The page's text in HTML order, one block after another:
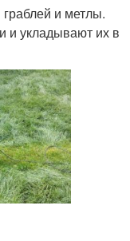
газоном
по уходу
по уходу
и метлы.
и укладывают их в